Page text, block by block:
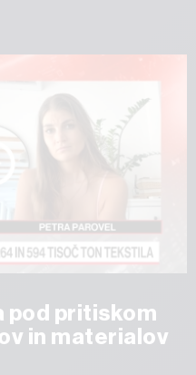
pod pritiskom
in materialov